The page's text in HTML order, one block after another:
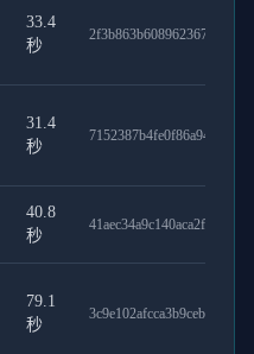
33.4
秒
2f3b863b6089623678eb
31.4
秒
7152387b4fe0f86a94ff
40.8
秒
41aec34a9c140aca2f1d
79.1
秒
3c9e102afcca3b9cebcb